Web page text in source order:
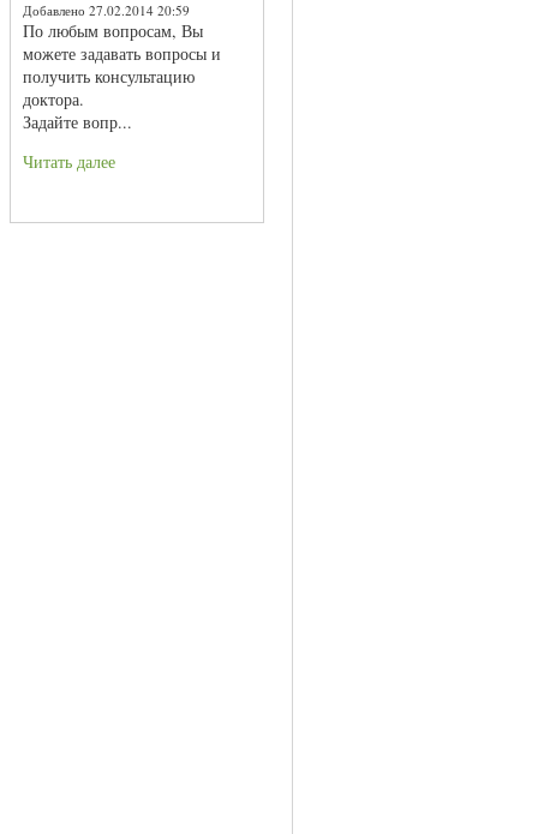
Добавлено 27.02.2014 20:59
По любым вопросам, Вы
можете задавать вопросы и
получить консультацию
доктора.
Задайте вопр...
Читать далее